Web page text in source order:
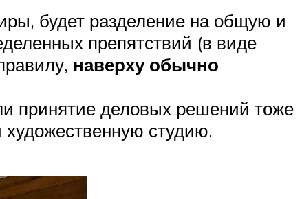
будет разделение на общую и
препятствий (в виде
наверху обычно
принятие деловых решений тоже
студию.